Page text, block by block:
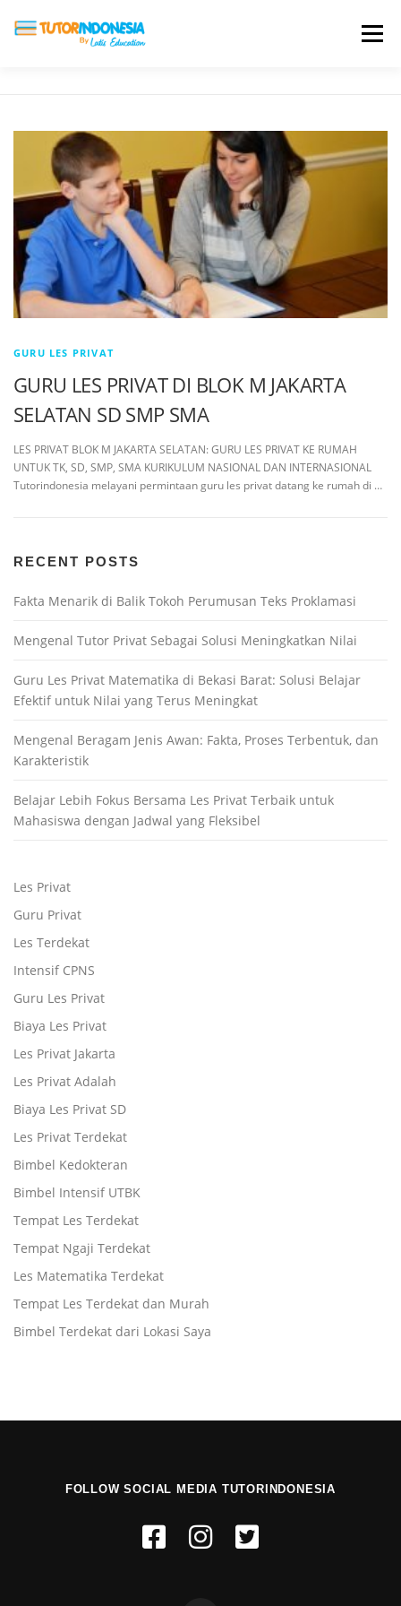
Menu
BIAYA LES TESTIMONI PROFIL ALUMNI
BLOG DAFTAR SEKOLAH
GURU LES PRIVAT
GURU LES PRIVAT DI BLOK M JAKARTA
SELATAN SD SMP SMA
LES PRIVAT BLOK M JAKARTA SELATAN: GURU LES PRIVAT KE RUMAH
UNTUK TK, SD, SMP, SMA KURIKULUM NASIONAL DAN INTERNASIONAL
Tutorindonesia melayani permintaan guru les privat datang ke rumah di …
RECENT POSTS
Fakta Menarik di Balik Tokoh Perumusan Teks Proklamasi
Mengenal Tutor Privat Sebagai Solusi Meningkatkan Nilai
Guru Les Privat Matematika di Bekasi Barat: Solusi Belajar
Efektif untuk Nilai yang Terus Meningkat
Mengenal Beragam Jenis Awan: Fakta, Proses Terbentuk, dan
Karakteristik
Belajar Lebih Fokus Bersama Les Privat Terbaik untuk
Mahasiswa dengan Jadwal yang Fleksibel
Les Privat
Guru Privat
Les Terdekat
Intensif CPNS
Guru Les Privat
Biaya Les Privat
Les Privat Jakarta
Les Privat Adalah
Biaya Les Privat SD
Les Privat Terdekat
Bimbel Kedokteran
Bimbel Intensif UTBK
Tempat Les Terdekat
Tempat Ngaji Terdekat
Les Matematika Terdekat
Tempat Les Terdekat dan Murah
Bimbel Terdekat dari Lokasi Saya
FOLLOW SOCIAL MEDIA TUTORINDONESIA